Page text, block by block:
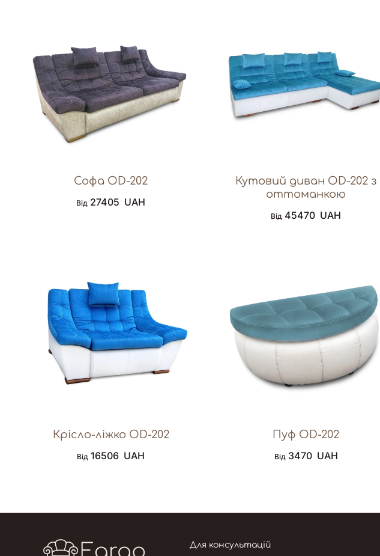
Софа OD-202
Від 27405 UAH
Кутовий диван OD-202 з
оттоманкою
Від 45470 UAH
Крісло-ліжко OD-202
Від 16506 UAH
Пуф OD-202
Від 3470 UAH
Для консультацій